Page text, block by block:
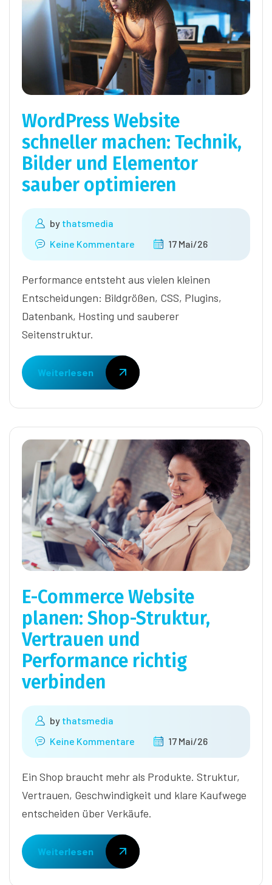
WordPress Website
schneller machen: Technik,
Bilder und Elementor
sauber optimieren
by thatsmedia
Keine Kommentare
17 Mai/26
Performance entsteht aus vielen kleinen
Entscheidungen: Bildgrößen, CSS, Plugins,
Datenbank, Hosting und sauberer
Seitenstruktur.
Weiterlesen
E-Commerce Website
planen: Shop-Struktur,
Vertrauen und
Performance richtig
verbinden
by thatsmedia
Keine Kommentare
17 Mai/26
Ein Shop braucht mehr als Produkte. Struktur,
Vertrauen, Geschwindigkeit und klare Kaufwege
entscheiden über Verkäufe.
Weiterlesen